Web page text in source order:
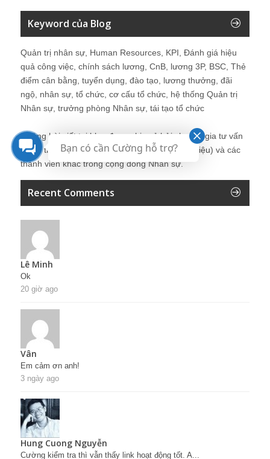
Keyword của Blog
Quản trị nhân sự, Human Resources, KPI, Đánh giá hiệu
quả công việc, chính sách lương, CnB, lương 3P, BSC, Thẻ
điểm cân bằng, tuyển dụng, đào tạo, lương thưởng, đãi
ngộ, nhân sự, tổ chức, cơ cấu tổ chức, hệ thống Quản trị
Nhân sự, trưởng phòng Nhân sự, tái tạo tổ chức
Những bài viết tại blog được chia sẻ bởi chuyên gia tư vấn
Quản trị Nhân sự Nguyễn Hùng Cường (giới thiệu) và các
thành viên khác trong cộng đồng Nhân sự.
Recent Comments
Lê Minh
Ok
20 giờ ago
Vân
Em cảm ơn anh!
3 ngày ago
Hung Cuong Nguyễn
Cường kiểm tra thì vẫn thấy link hoạt động tốt. A...
Bạn có cần Cường hỗ trợ?